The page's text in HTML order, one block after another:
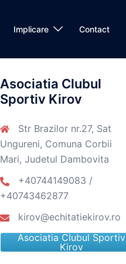
Implicare Contact
Asociatia Clubul
Sportiv Kirov
Str Brazilor nr.27, Sat
Ungureni, Comuna Corbii
Mari, Judetul Dambovita
+40744149083 /
+40743462877
kirov@echitatiekirov.ro
Asociatia Clubul Sportiv
Kirov